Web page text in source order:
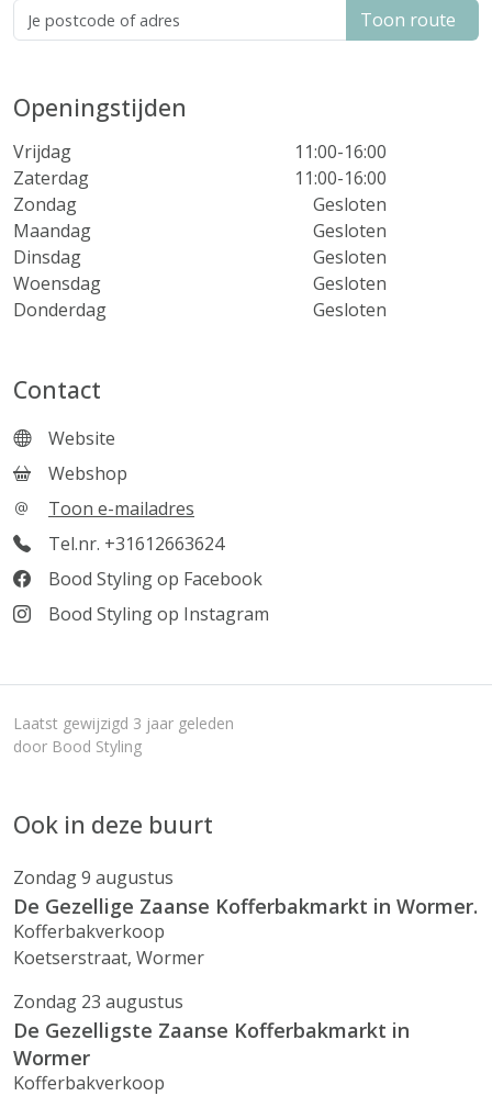
Toon route
Openingstijden
Vrijdag
11:00-16:00
Zaterdag
11:00-16:00
Zondag
Gesloten
Maandag
Gesloten
Dinsdag
Gesloten
Woensdag
Gesloten
Donderdag
Gesloten
Contact
Website
Webshop
Toon e-mailadres
Tel.nr. +31612663624
Bood Styling op Facebook
Bood Styling op Instagram
Laatst gewijzigd 3 jaar geleden
door Bood Styling
Ook in deze buurt
Zondag 9 augustus
De Gezellige Zaanse Kofferbakmarkt in Wormer.
Kofferbakverkoop
Koetserstraat, Wormer
Zondag 23 augustus
De Gezelligste Zaanse Kofferbakmarkt in
Wormer
Kofferbakverkoop